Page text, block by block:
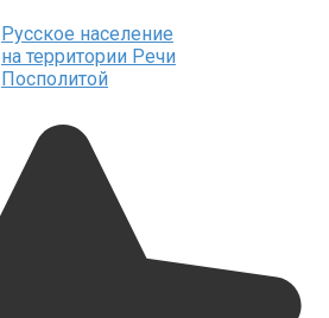
Русское население
на территории Речи
Посполитой